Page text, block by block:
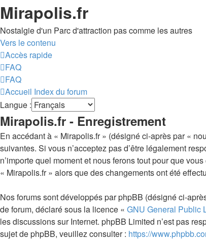
Mirapolis.fr
Nostalgie d'un Parc d'attraction pas comme les autres
Vers le contenu
Accès rapide
FAQ
FAQ
Accueil Index du forum
Langue :
Mirapolis.fr - Enregistrement
En accédant à « Mirapolis.fr » (désigné ci-après par «
suivantes. Si vous n’acceptez pas d’être légalement
n’importe quel moment et nous ferons tout pour que
« Mirapolis.fr » alors que des changements ont été
Nos forums sont développés par phpBB (désigné ci-
de forum, déclaré sous la licence « GNU General Public
les discussions sur Internet. phpBB Limited n’est pas
sujet de phpBB, veuillez consulter : https://